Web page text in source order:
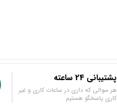
پشتیبانی 24 ساعته
هر سوالی که داری در ساعات کاری و غیر
کاری پاسخگو هستیم